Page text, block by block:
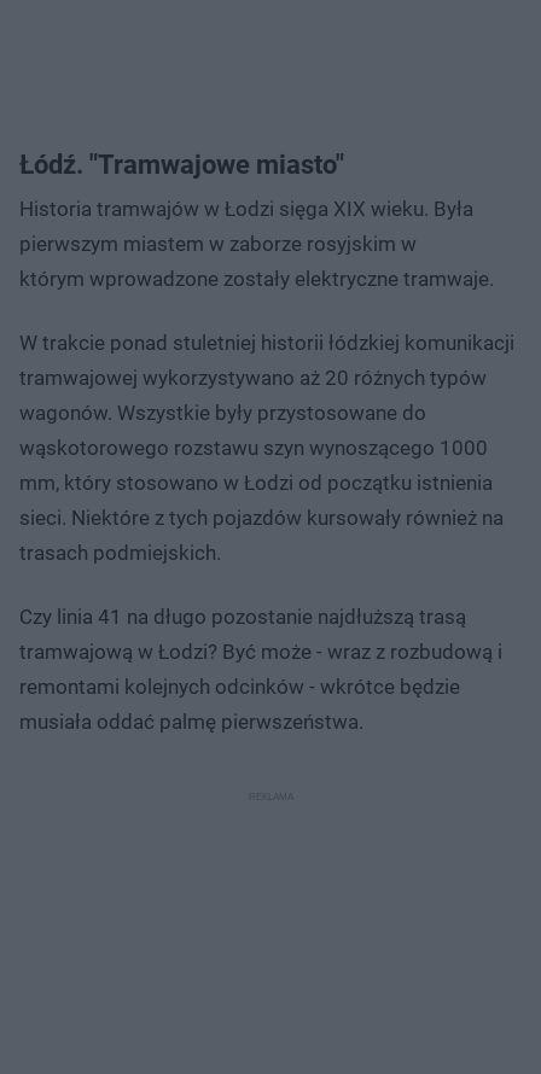
Łódź. "Tramwajowe miasto"
Historia tramwajów w Łodzi sięga XIX wieku. Była
pierwszym miastem w zaborze rosyjskim w
którym wprowadzone zostały elektryczne tramwaje.
W trakcie ponad stuletniej historii łódzkiej komunikacji
tramwajowej wykorzystywano aż 20 różnych typów
wagonów. Wszystkie były przystosowane do
wąskotorowego rozstawu szyn wynoszącego 1000
mm, który stosowano w Łodzi od początku istnienia
sieci. Niektóre z tych pojazdów kursowały również na
trasach podmiejskich.
Czy linia 41 na długo pozostanie najdłuższą trasą
tramwajową w Łodzi? Być może - wraz z rozbudową i
remontami kolejnych odcinków - wkrótce będzie
musiała oddać palmę pierwszeństwa.